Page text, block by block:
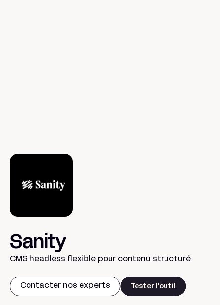
Sanity
CMS headless flexible pour contenu structuré
Contacter nos experts Tester l'outil